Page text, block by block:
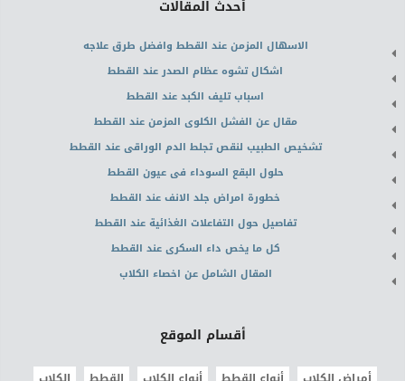
أحدث المقالات
الاسهال المزمن عند القطط وافضل طرق علاجه
اشكال تشوه عظام الصدر عند القطط
اسباب تليف الكبد عند القطط
مقال عن الفشل الكلوى المزمن عند القطط
تشخيص الطبيب لنقص تجلط الدم الوراقى عند القطط
حلول البقع السوداء فى عيون القطط
خطورة امراض جلد الانف عند القطط
تفاصيل حول التفاعلات الغذائية عند القطط
كل ما يخص داء السكرى عند القطط
المقال الشامل عن اخصاء الكلاب
أقسام الموقع